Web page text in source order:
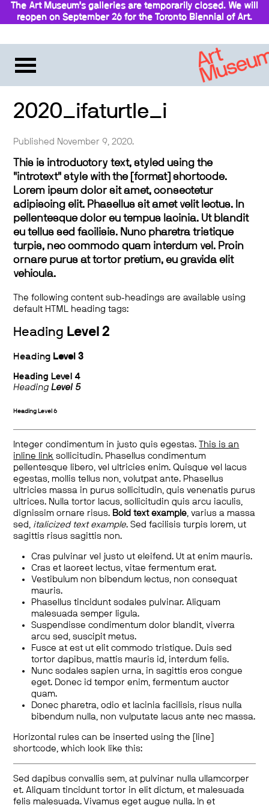
The Art Museum’s galleries are temporarily closed. We will
reopen on September 26 for the Toronto Biennial of Art.
2020_ifaturtle_i
Published November 9, 2020.
This is introductory text, styled using the
"introtext" style with the [format] shortcode.
Lorem ipsum dolor sit amet, consectetur
adipiscing elit. Phasellus sit amet velit lectus. In
pellentesque dolor eu tempus lacinia. Ut blandit
eu tellus sed facilisis. Nunc pharetra tristique
turpis, nec commodo quam interdum vel. Proin
ornare purus at tortor pretium, eu gravida elit
vehicula.
The following content sub-headings are available using
default HTML heading tags:
Heading Level 2
Heading Level 3
Heading Level 4
HeadingLevel 5
Heading Level 6
Integer condimentum in justo quis egestas.
This is an
inline link sollicitudin. Phasellus condimentum
pellentesque libero, vel ultricies enim. Quisque vel lacus
egestas, mollis tellus non, volutpat ante. Phasellus
ultricies massa in purus sollicitudin, quis venenatis purus
ultrices. Nulla tortor lacus, sollicitudin quis arcu iaculis,
dignissim ornare risus. Bold text example, varius a massa
sed, italicized text example. Sed facilisis turpis lorem, ut
sagittis risus sagittis non.
Cras pulvinar vel justo ut eleifend. Ut at enim mauris.
Cras et laoreet lectus, vitae fermentum erat.
Vestibulum non bibendum lectus, non consequat
mauris.
Phasellus tincidunt sodales pulvinar. Aliquam
malesuada semper ligula.
Suspendisse condimentum dolor blandit, viverra
arcu sed, suscipit metus.
Fusce at est ut elit commodo tristique. Duis sed
tortor dapibus, mattis mauris id, interdum felis.
Nunc sodales sapien urna, in sagittis eros congue
eget. Donec id tempor enim, fermentum auctor
quam.
Donec pharetra, odio et lacinia facilisis, risus nulla
bibendum nulla, non vulputate lacus ante nec massa.
Horizontal rules can be inserted using the [line]
shortcode, which look like this:
Sed dapibus convallis sem, at pulvinar nulla ullamcorper
et. Aliquam tincidunt tortor in elit dictum, et malesuada
felis malesuada. Vivamus eget augue nulla. In et